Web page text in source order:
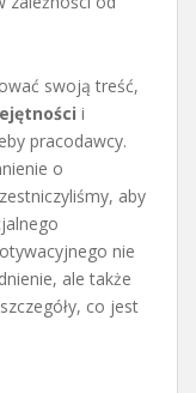
swoją treść,
i
pracodawcy.
o
aby
nie
ale także
co jest